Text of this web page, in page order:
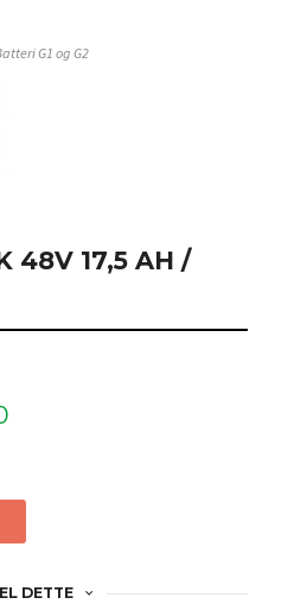
G1 og G2
48V 17,5 AH /
DETTE